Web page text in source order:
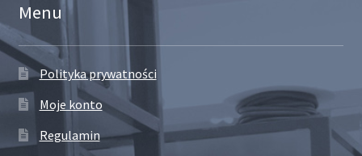
Menu
Polityka prywatności
Moje konto
Regulamin